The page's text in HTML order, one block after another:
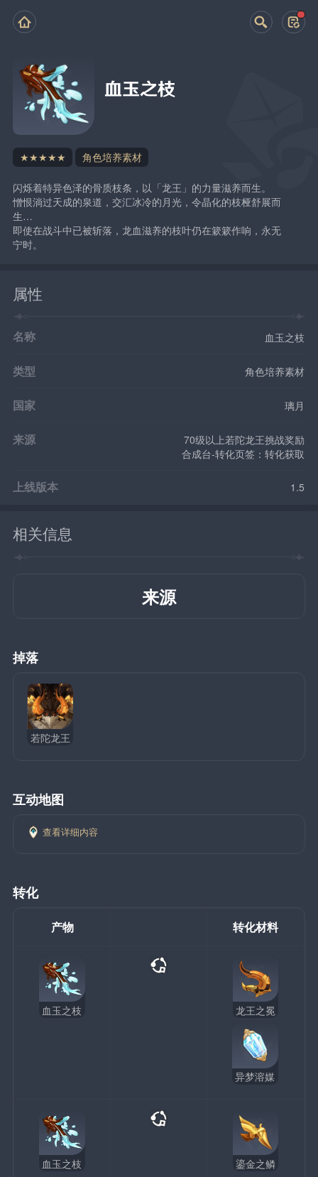
血玉之枝
★★★★★ 角色培养素材
闪烁着特异色泽的骨质枝条，以「龙王」的力量滋养而生。
憎恨淌过天成的泉道，交汇冰冷的月光，令晶化的枝桠舒展而
生…
即使在战斗中已被斩落，龙血滋养的枝叶仍在簌簌作响，永无
宁时。
属性
名称 血玉之枝
类型 角色培养素材
国家 璃月
来源
70级以上若陀龙王挑战奖励
合成台-转化页签：转化获取
上线版本 1.5
相关信息
来源
掉落
若陀龙王
互动地图
查看详细内容
转化
产物 转化材料
血玉之枝 龙王之冕
异梦溶媒
血玉之枝 鎏金之鳞